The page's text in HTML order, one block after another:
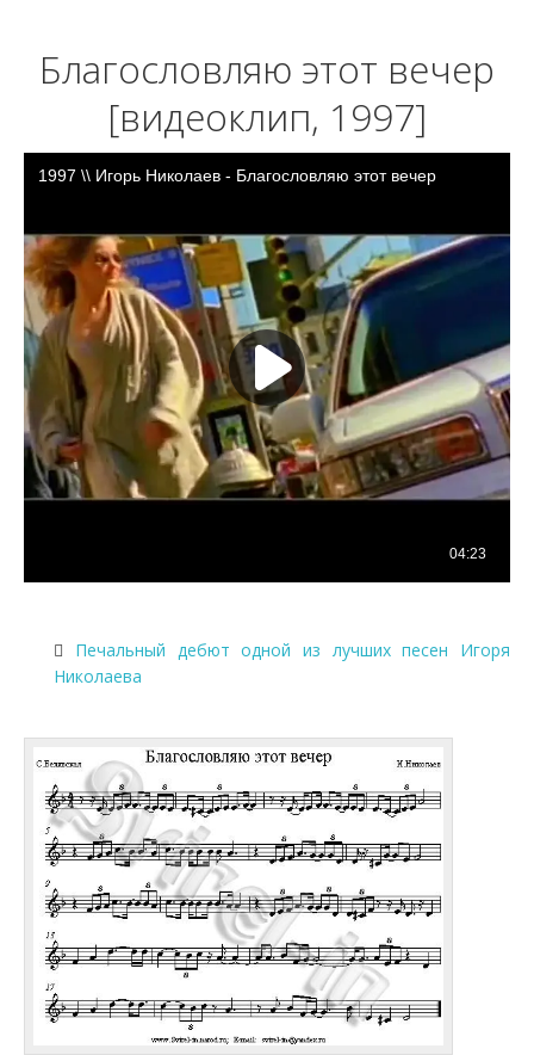
Благословляю этот вечер
[видеоклип, 1997]
Печальный дебют одной из лучших песен Игоря
Николаева